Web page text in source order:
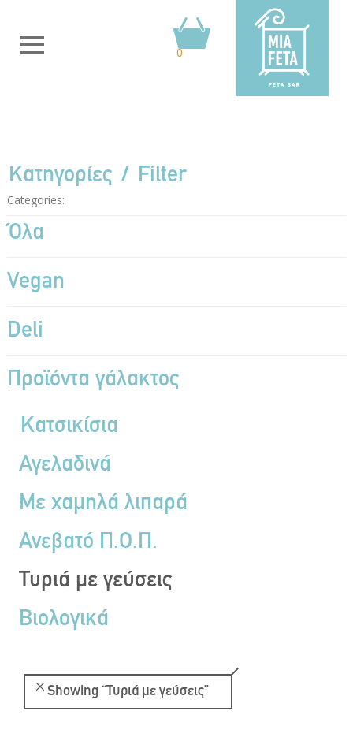
0
Κατηγορίες Filter
Categories:
Όλα
Vegan
Deli
Προϊόντα γάλακτος
Κατσικίσια
Αγελαδινά
Με χαμηλά λιπαρά
Ανεβατό Π.Ο.Π.
Τυριά με γεύσεις
Βιολογικά
Showing “Τυριά με γεύσεις”